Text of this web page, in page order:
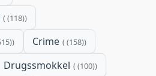
(118)
Crime (158)
Drugssmokkel (100)